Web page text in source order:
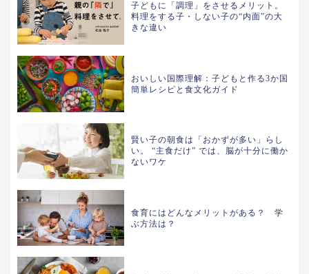
子どもに「調理」をさせるメリット。
料理をする子・しない子の“内面”の大
きな違い
おいしい国際理解：子どもと作る3か国
簡単レシピと食文化ガイド
賢い子の朝食は「おかずが多い」らし
い。 “主食だけ” では、脳が十分に働か
ないワケ
食育にはどんなメリットがある？ 学
ぶ方法は？